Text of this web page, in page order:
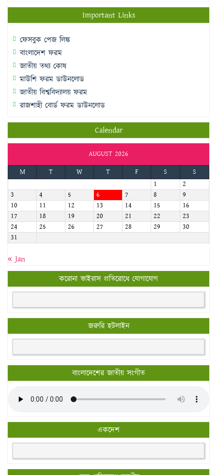
Important Links
ফেসবুক পেজ লিঙ্ক
বাংলাদেশ ফরম
জাতীয় তথ্য কোষ
মাউশি ফরম ডাউনলোড
জাতীয় বিশ্ববিদ্যালয় ফরম
রাজশাহী বোর্ড ফরম ডাউনলোড
Calendar
AUGUST 2026
M
T W T F S
S
1
2
3
4 5 6 7 8
9
10
11 12 13 14 15
16
17
18 19 20 21 22
23
24
25 26 27 28 29
30
31
« Jan
করোনা ভাইরাস প্রতিরোধে যোগাযোগ
জরুরি হটলাইন
বাংলাদেশের জাতীয় সংগীত
একদেশ